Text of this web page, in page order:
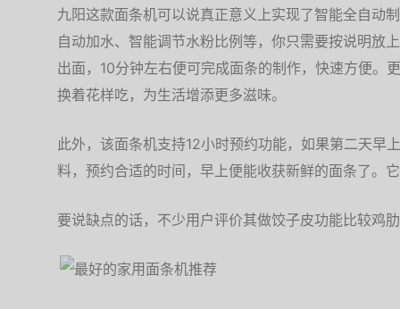
九阳这款面条机可以说真正意义上实现了智能全自动
自动加水、智能调节水粉比例等，你只需要按说明放
出面，10分钟左右便可完成面条的制作，快速方便。
换着花样吃，为生活增添更多滋味。
此外，该面条机支持12小时预约功能，如果第二天早
料，预约合适的时间，早上便能收获新鲜的面条了。
要说缺点的话，不少用户评价其做饺子皮功能比较鸡